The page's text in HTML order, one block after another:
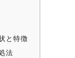
と特徴
法